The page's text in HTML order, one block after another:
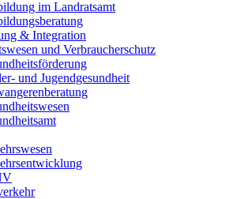
im Landratsamt
& Integration
und Verbraucherschutz
und Jugendgesundheit